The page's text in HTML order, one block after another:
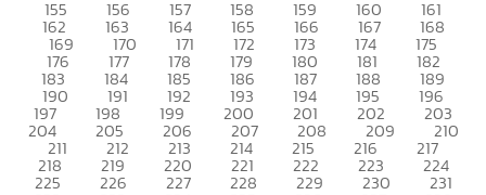
155 156 157 158 159 160 161
162 163 164 165 166 167 168
169 170 171 172 173 174 175
176 177 178 179 180 181 182
183 184 185 186 187 188 189
190 191 192 193 194 195 196
197 198 199 200 201 202 203
204 205 206 207 208 209 210
211 212 213 214 215 216 217
218 219 220 221 222 223 224
225 226 227 228 229 230 231